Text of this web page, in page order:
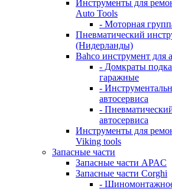
Инструменты для
Auto Tools
- Моторная
Пневматический
(Нидерланды)
Bahco инструмент для
- Домкраты
гаражные
-
автосервиса
-
автосервиса
Инструменты для
Viking tools
Запасные части
Запасные части APAC
Запасные части Corghi
-